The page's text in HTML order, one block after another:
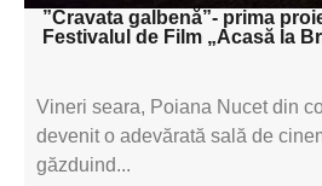
”Cravata galbenă”- prima
Festivalul de Film „Acasă la
Vineri seara, Poiana Nucet din
devenit o adevărată sală de
găzduind...